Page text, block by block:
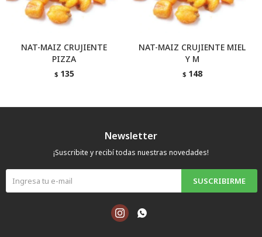
NAT-MAIZ CRUJIENTE
PIZZA
$ 135
NAT-MAIZ CRUJIENTE MIEL
Y M
$ 148
Newsletter
¡Suscribite y recibí todas nuestras novedades!
SUSCRIBIRME
 